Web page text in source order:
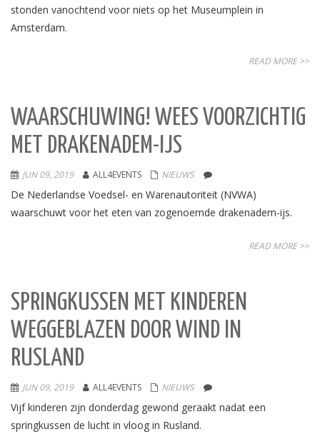
stonden vanochtend voor niets op het Museumplein in
Amsterdam.
READ MORE >>
WAARSCHUWING! WEES VOORZICHTIG
MET DRAKENADEM-IJS
JUN 09, 2019 ALL4EVENTS NIEUWS
De Nederlandse Voedsel- en Warenautoriteit (NVWA)
waarschuwt voor het eten van zogenoemde drakenadem-ijs.
READ MORE >>
SPRINGKUSSEN MET KINDEREN
WEGGEBLAZEN DOOR WIND IN
RUSLAND
JUN 09, 2019 ALL4EVENTS NIEUWS
Vijf kinderen zijn donderdag gewond geraakt nadat een
springkussen de lucht in vloog in Rusland.